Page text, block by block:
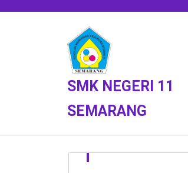
SMK NEGERI 11
SEMARANG